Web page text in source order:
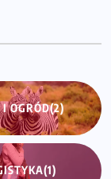
I OGRÓD(2)
(1)